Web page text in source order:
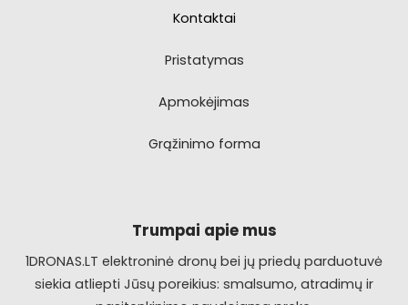
Kontaktai
Pristatymas
Apmokėjimas
Grąžinimo forma
Trumpai apie mus
1DRONAS.LT elektroninė dronų bei jų priedų parduotuvė
siekia atliepti Jūsų poreikius: smalsumo, atradimų ir